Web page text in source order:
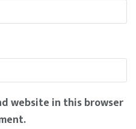
website in this browser